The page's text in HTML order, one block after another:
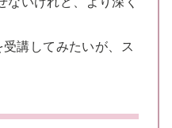
講してみたいが、ス